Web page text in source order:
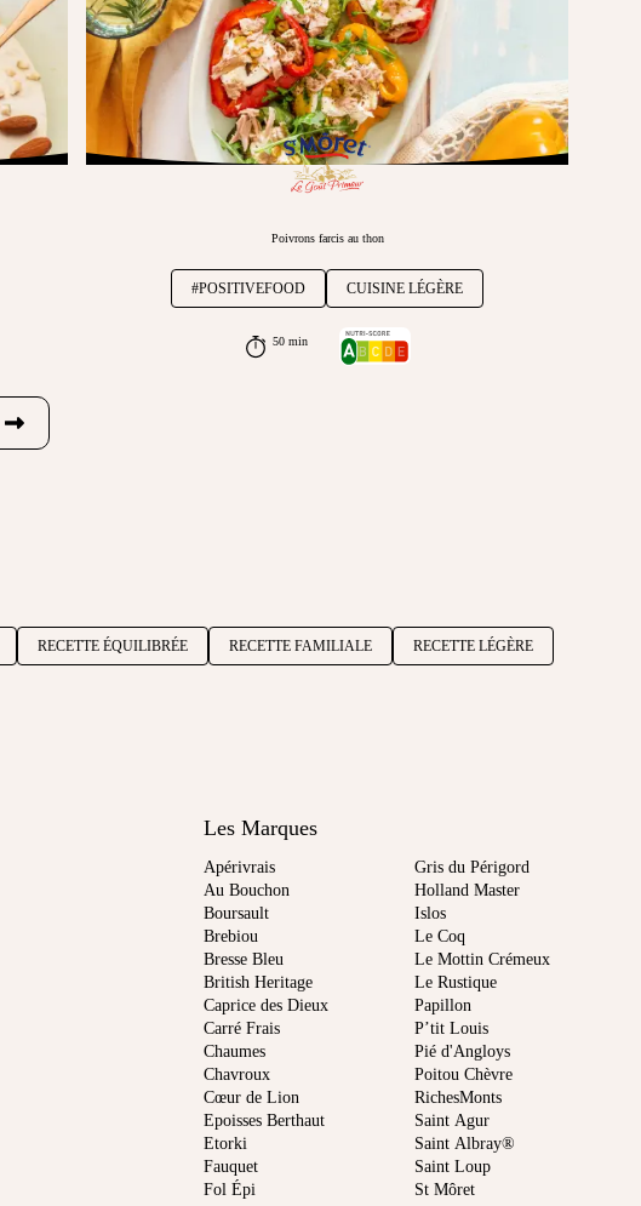
Poivrons farcis au thon
#POSITIVEFOOD CUISINE LÉGÈRE
50 min
RECETTE ÉQUILIBRÉE RECETTE FAMILIALE RECETTE LÉGÈRE
Les Marques
Apérivrais
Au Bouchon
Boursault
Brebiou
Bresse Bleu
British Heritage
Caprice des Dieux
Carré Frais
Chaumes
Chavroux
Cœur de Lion
Epoisses Berthaut
Etorki
Fauquet
Fol Épi
Gris du Périgord
Holland Master
Islos
Le Coq
Le Mottin Crémeux
Le Rustique
Papillon
P’tit Louis
Pié d'Angloys
Poitou Chèvre
RichesMonts
Saint Agur
Saint Albray®
Saint Loup
St Môret